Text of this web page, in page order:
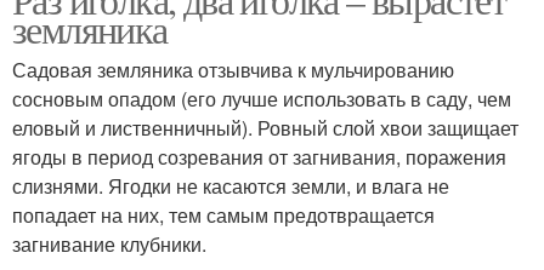
земляника
Садовая земляника отзывчива к мульчированию
сосновым опадом (его лучше использовать в саду, чем
еловый и лиственничный). Ровный слой хвои защищает
ягоды в период созревания от загнивания, поражения
слизнями. Ягодки не касаются земли, и влага не
попадает на них, тем самым предотвращается
загнивание клубники.